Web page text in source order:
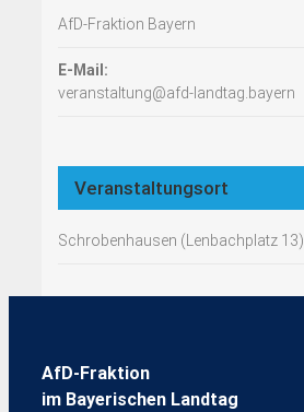
AfD-Fraktion Bayern
E-Mail:
veranstaltung@afd-landtag.bayern
Veranstaltungsort
Schrobenhausen (Lenbachplatz 13)
AfD-Fraktion
im Bayerischen Landtag